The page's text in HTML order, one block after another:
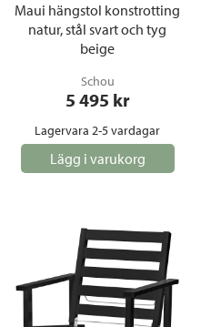
Maui hängstol konstrotting
natur, stål svart och tyg
beige
Schou
5 495 kr
Lagervara 2-5 vardagar
Lägg i varukorg